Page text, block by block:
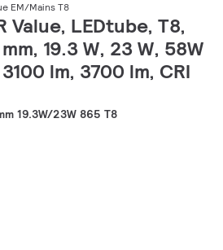
EM/Mains T8
Value, LEDtube, T8,
19.3 W, 23 W, 58W
lm, 3700 lm, CRI
19.3W/23W 865 T8